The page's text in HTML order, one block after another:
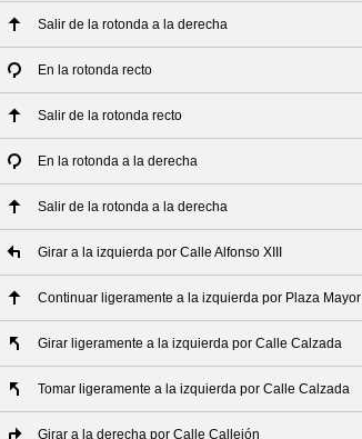
Salir de la rotonda a la derecha
En la rotonda recto
Salir de la rotonda recto
En la rotonda a la derecha
Salir de la rotonda a la derecha
Girar a la izquierda por Calle Alfonso XIII
Continuar ligeramente a la izquierda por Plaza Mayor
Girar ligeramente a la izquierda por Calle Calzada
Tomar ligeramente a la izquierda por Calle Calzada
Girar a la derecha por Calle Callejón